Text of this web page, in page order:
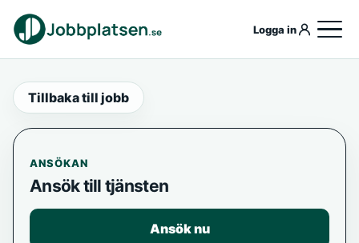
Logga in
Tillbaka till jobb
ANSÖKAN
Ansök till tjänsten
Ansök nu